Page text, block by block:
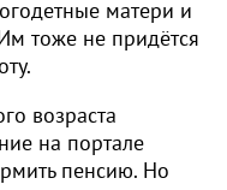
матери и
тоже не придётся
возраста
на портале
пенсию. Но